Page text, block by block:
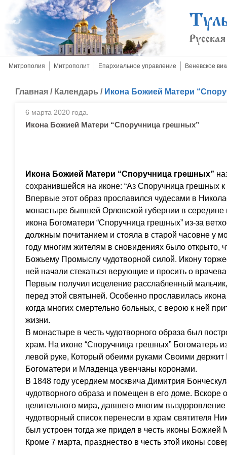
Митрополия Митрополит Епархиальное управление Веневское
Главная / Календарь / Икона Божией Матери
6 марта 2020 года.
Икона Божией Матери “Споручница грешных”
Икона Божией Матери “Споручница грешных”
сохранившейся на иконе: “Аз Споручница грешных
Впервые этот образ прославился чудесами в
монастыре бывшей Орловской губернии в середине
икона Богоматери “Споручница грешных” из-за
должным почитанием и стояла в старой часовне у
году многим жителям в сновидениях было открыто,
Божьему Промыслу чудотворной силой. Икону
ней начали стекаться верующие и просить о
Первым получил исцеление расслабленный
перед этой святыней. Особенно прославилась
когда многих смертельно больных, с верою к ней
жизни.
В монастыре в честь чудотворного образа был
храм. На иконе “Споручница грешных” Богоматерь
левой руке, Который обеими руками Своими держит
Богоматери и Младенца увенчаны коронами.
В 1848 году усердием москвича Димитрия
чудотворного образа и помещен в его доме. Вскоре
целительного мира, давшего многим выздоровление
чудотворный список перенесли в храм святителя
был устроен тогда же придел в честь иконы Божией
Кроме 7 марта, празднество в честь этой иконы